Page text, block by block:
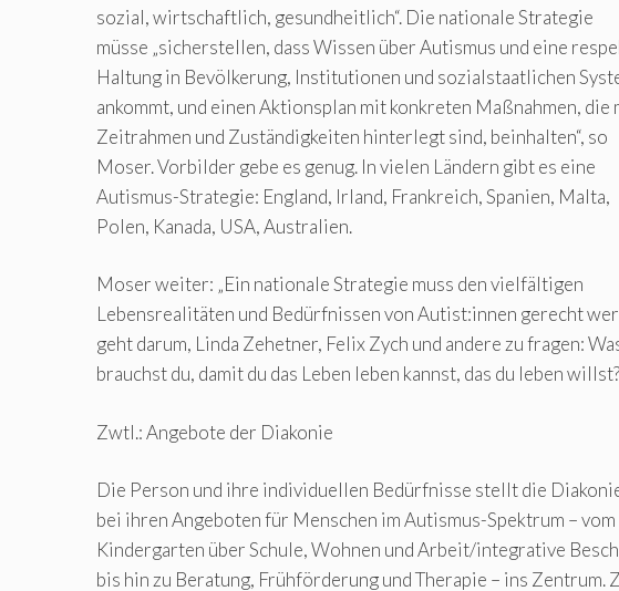
sozial, wirtschaftlich, gesundheitlich“. Die nationale Strategie
müsse „sicherstellen, dass Wissen über Autismus und eine
Haltung in Bevölkerung, Institutionen und sozialstaatlichen
ankommt, und einen Aktionsplan mit konkreten Maßnahmen, die
Zeitrahmen und Zuständigkeiten hinterlegt sind, beinhalten“, so
Moser. Vorbilder gebe es genug. In vielen Ländern gibt es eine
Autismus-Strategie: England, Irland, Frankreich, Spanien, Malta,
Polen, Kanada, USA, Australien.
Moser weiter: „Ein nationale Strategie muss den vielfältigen
Lebensrealitäten und Bedürfnissen von Autist:innen gerecht
geht darum, Linda Zehetner, Felix Zych und andere zu fragen:
brauchst du, damit du das Leben leben kannst, das du leben
Zwtl.: Angebote der Diakonie
Die Person und ihre individuellen Bedürfnisse stellt die
bei ihren Angeboten für Menschen im Autismus-Spektrum – vom
Kindergarten über Schule, Wohnen und Arbeit/integrative
bis hin zu Beratung, Frühförderung und Therapie – ins Zentrum.